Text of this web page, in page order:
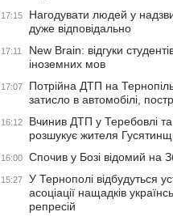
17:15
Нагодувати людей у
дуже відповідально
17:11
New Brain: відгуки
іноземних мов
17:07
Потрійна ДТП на
затисло в автомобілі,
16:12
Вчинив ДТП у Теребовлі та
розшукує жителя
16:00 Спочив у Бозі відомий на
15:27
У Тернополі відбудуться
асоціації нащадків
репресій